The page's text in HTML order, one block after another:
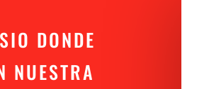
DONDE
NUESTRA